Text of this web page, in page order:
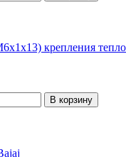
крепления
В корзину